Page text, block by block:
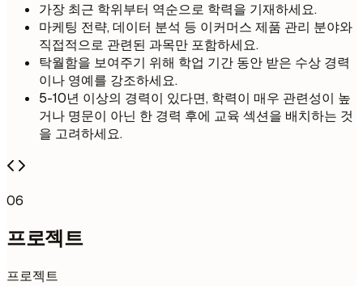
가장 최근 학위부터 역순으로 학력을 기재하세요.
마케팅 전략, 데이터 분석 등 이커머스 제품 관리 분야와
직접적으로 관련된 과목만 포함하세요.
탁월함을 보여주기 위해 학업 기간 동안 받은 수상 경력
이나 영예를 강조하세요.
5-10년 이상의 경력이 있다면, 학력이 매우 관련성이 높
거나 명문이 아닌 한 경력 후에 교육 섹션을 배치하는 것
을 고려하세요.
06
프로젝트
프로젝트